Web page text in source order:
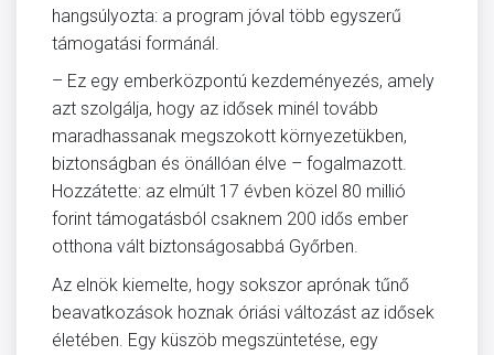
hangsúlyozta: a program jóval több egyszerű
támogatási formánál.
– Ez egy emberközpontú kezdeményezés, amely
azt szolgálja, hogy az idősek minél tovább
maradhassanak megszokott környezetükben,
biztonságban és önállóan élve – fogalmazott.
Hozzátette: az elmúlt 17 évben közel 80 millió
forint támogatásból csaknem 200 idős ember
otthona vált biztonságosabbá Győrben.
Az elnök kiemelte, hogy sokszor aprónak tűnő
beavatkozások hoznak óriási változást az idősek
életében. Egy küszöb megszüntetése, egy